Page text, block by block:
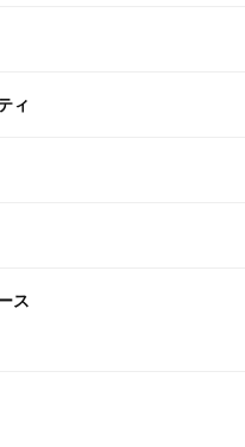
み
ジーに基づく新たな価値の創出
トップ
プ
セミナー・イベント
ィ
ティの取り組み
の貢献
プ
員一覧
プ
ス